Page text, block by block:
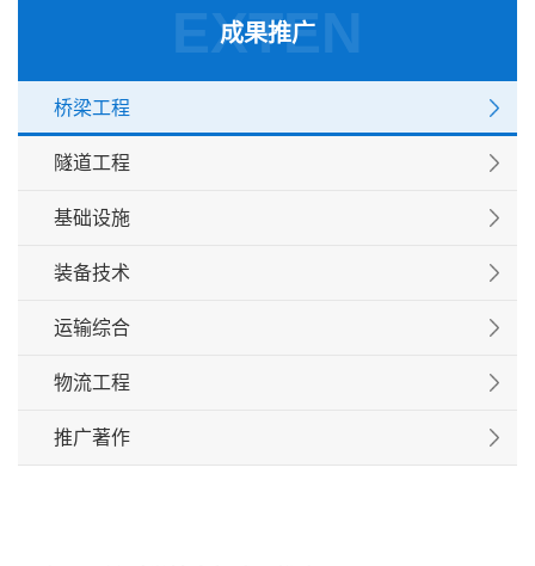
EXTEN
成果推广
桥梁工程
隧道工程
基础设施
装备技术
运输综合
物流工程
推广著作